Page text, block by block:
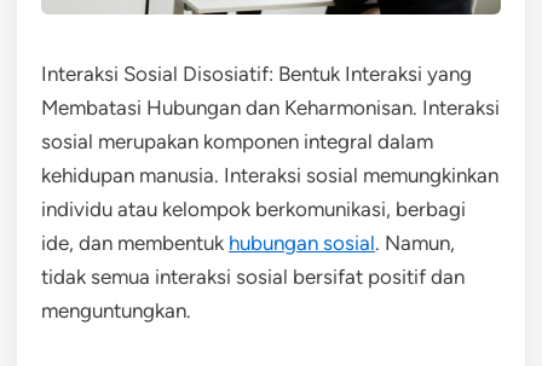
Interaksi Sosial Disosiatif: Bentuk Interaksi yang
Membatasi Hubungan dan Keharmonisan. Interaksi
sosial merupakan komponen integral dalam
kehidupan manusia. Interaksi sosial memungkinkan
individu atau kelompok berkomunikasi, berbagi
ide, dan membentuk hubungan sosial. Namun,
tidak semua interaksi sosial bersifat positif dan
menguntungkan.